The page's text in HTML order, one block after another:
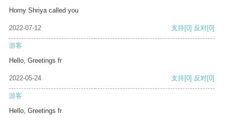
Horny Shriya called you
2022-07-12 支持[0] 反对[0]
游客
Hello, Greetings fr
2022-05-24 支持[0] 反对[0]
游客
Hello, Greetings fr